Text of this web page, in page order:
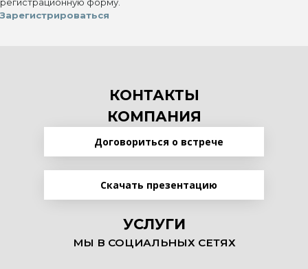
Зарегистрироваться
КОНТАКТЫ
КОМПАНИЯ
Договориться о встрече
Скачать презентацию
УСЛУГИ
МЫ В СОЦИАЛЬНЫХ СЕТЯХ